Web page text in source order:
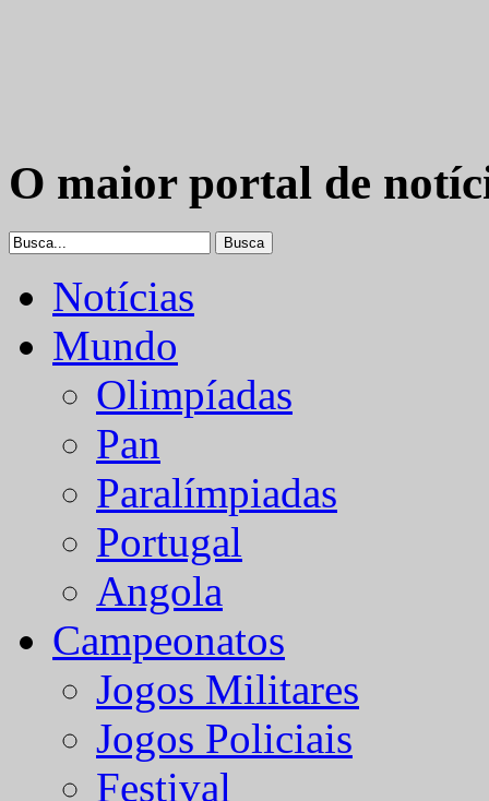
O maior portal de
Notícias
Mundo
Olimpíadas
Pan
Paralímpiadas
Portugal
Angola
Campeonatos
Jogos Militares
Jogos Policiais
Festival